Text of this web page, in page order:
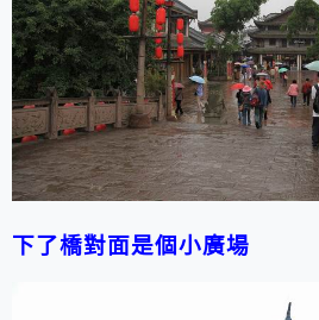
下了橋對面是個小廣場